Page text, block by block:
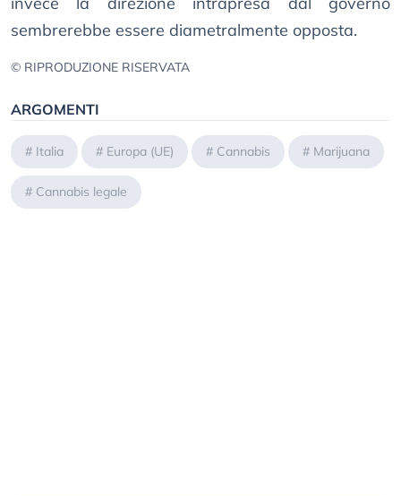
sembrerebbe essere diametralmente opposta.
© RIPRODUZIONE RISERVATA
ARGOMENTI
# Italia # Europa (UE) # Cannabis # Marijuana
# Cannabis legale